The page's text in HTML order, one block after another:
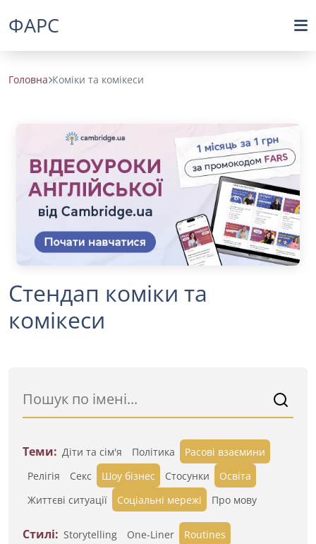
ФАРС
Головна Коміки та комікеси
Стендап коміки та
комікеси
Теми: Діти та сім'я Політика
Расові взаємини
Релігія
Секс Шоу бізнес Стосунки
Освіта
Життєві ситуації
Cоціальні мережі Про мову
Стилі: Storytelling One-Liner
Routines